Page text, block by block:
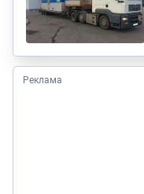
Реклама